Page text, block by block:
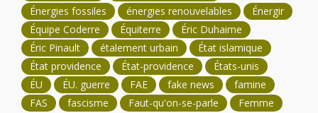
Énergies fossiles
énergies renouvelables
Énergir
Équipe Coderre
Équiterre
Éric Duhaime
Éric Pinault
étalement urbain
État islamique
État providence
État-providence
États-unis
ÉU
ÉU. guerre FAE fake news
famine
FAS
fascisme Faut-qu'on-se-parle
Femme